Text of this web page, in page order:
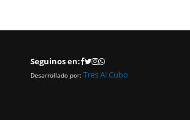
Seguinos en:
Desarrollado por: Tres Al Cubo